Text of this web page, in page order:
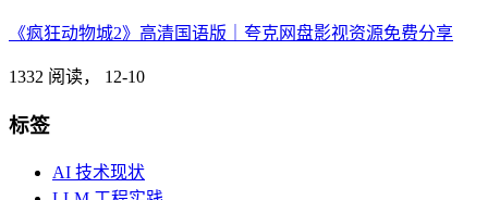
《疯狂动物城2》高清国语版｜夸克网盘影视资源免费分享
1332 阅读， 12-10
标签
AI 技术现状